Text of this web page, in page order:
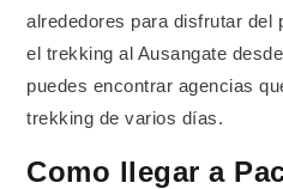
alrededores para disfrutar del
el trekking al Ausangate
puedes encontrar agencias
trekking de varios días.
Como llegar a